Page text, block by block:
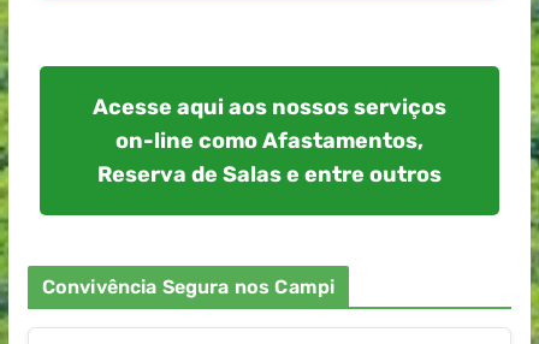
Acesse aqui aos nossos serviços
on-line como Afastamentos,
Reserva de Salas e entre outros
Convivência Segura nos Campi